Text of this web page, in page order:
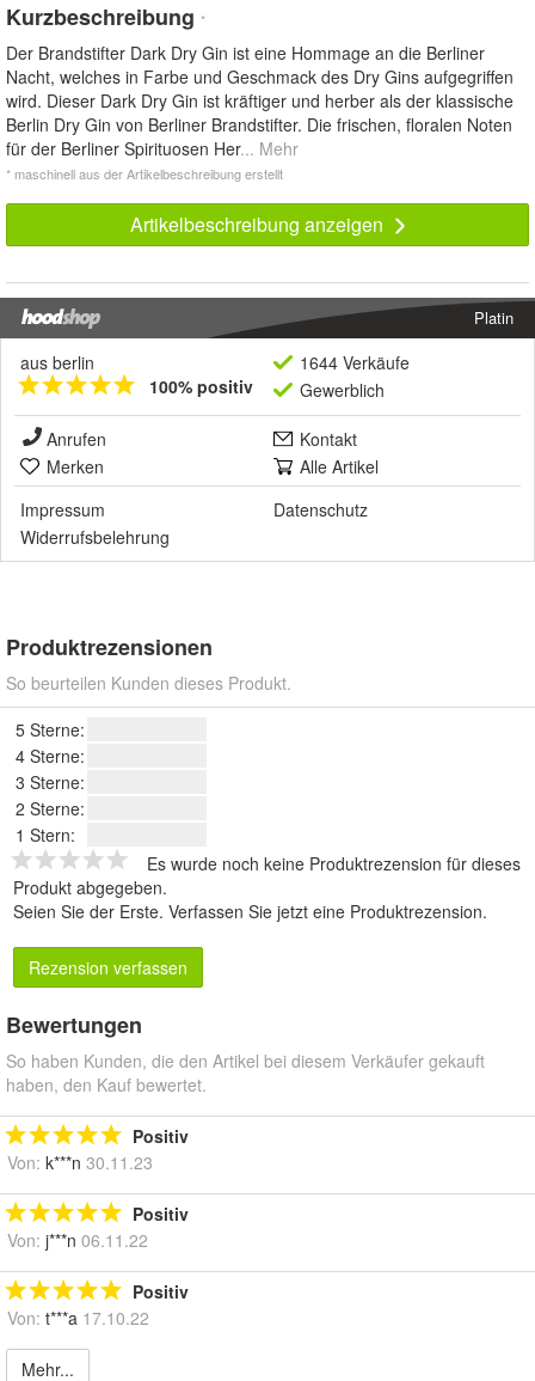
Kurzbeschreibung *
Der Brandstifter Dark Dry Gin ist eine Hommage an die Berliner
Nacht, welches in Farbe und Geschmack des Dry Gins aufgegriffen
wird. Dieser Dark Dry Gin ist kräftiger und herber als der klassische
Berlin Dry Gin von Berliner Brandstifter. Die frischen, floralen Noten
für der Berliner Spirituosen Her... Mehr
* maschinell aus der Artikelbeschreibung erstellt
Artikelbeschreibung anzeigen
Platin
aus berlin
100% positiv
1644 Verkäufe
Gewerblich
Anrufen
Kontakt
Merken
Alle Artikel
Impressum
Datenschutz
Widerrufsbelehrung
Produktrezensionen
So beurteilen Kunden dieses Produkt.
5 Sterne:
4 Sterne:
3 Sterne:
2 Sterne:
1 Stern:
Es wurde noch keine Produktrezension für dieses
Produkt abgegeben.
Seien Sie der Erste. Verfassen Sie jetzt eine Produktrezension.
Rezension verfassen
Bewertungen
So haben Kunden, die den Artikel bei diesem Verkäufer gekauft
haben, den Kauf bewertet.
Positiv
Von: k***n 30.11.23
Positiv
Von: j***n 06.11.22
Positiv
Von: t***a 17.10.22
Mehr...